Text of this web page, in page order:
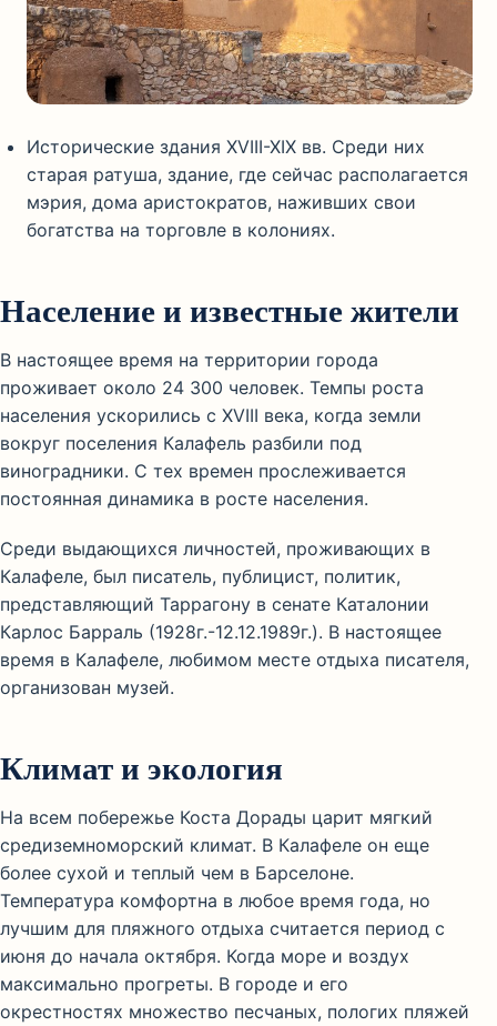
Исторические здания XVIII-XIX вв. Среди них
старая ратуша, здание, где сейчас располагается
мэрия, дома аристократов, наживших свои
богатства на торговле в колониях.
Население и известные жители
В настоящее время на территории города
проживает около 24 300 человек. Темпы роста
населения ускорились с XVIII века, когда земли
вокруг поселения Калафель разбили под
виноградники. С тех времен прослеживается
постоянная динамика в росте населения.
Среди выдающихся личностей, проживающих в
Калафеле, был писатель, публицист, политик,
представляющий Таррагону в сенате Каталонии
Карлос Барраль (1928г.-12.12.1989г.). В настоящее
время в Калафеле, любимом месте отдыха писателя,
организован музей.
Климат и экология
На всем побережье Коста Дорады царит мягкий
средиземноморский климат. В Калафеле он еще
более сухой и теплый чем в Барселоне.
Температура комфортна в любое время года, но
лучшим для пляжного отдыха считается период с
июня до начала октября. Когда море и воздух
максимально прогреты. В городе и его
окрестностях множество песчаных, пологих пляжей